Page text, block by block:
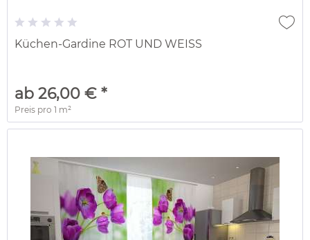
Küchen-Gardine ROT UND WEISS
ab 26,00 € *
Preis pro1 m²